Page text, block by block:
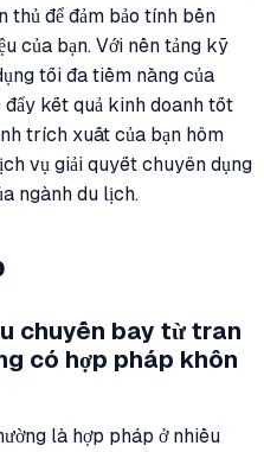
thủ để đảm bảo tính bền
của bạn. Với nền tảng kỹ
tối đa tiềm năng của
kết quả kinh doanh tốt
trích xuất của bạn hôm
vụ giải quyết chuyên dụng
ngành du lịch.
chuyến bay từ tran
có hợp pháp khôn
là hợp pháp ở nhiều